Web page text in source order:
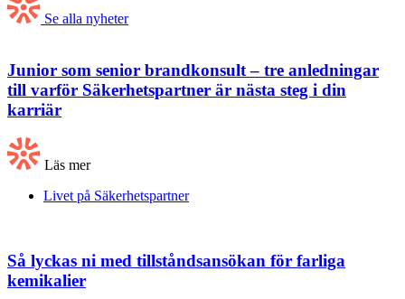
Se alla nyheter
Junior som senior brandkonsult – tre anledningar
till varför Säkerhetspartner är nästa steg i din
karriär
Läs mer
Livet på Säkerhetspartner
Så lyckas ni med tillståndsansökan för farliga
kemikalier